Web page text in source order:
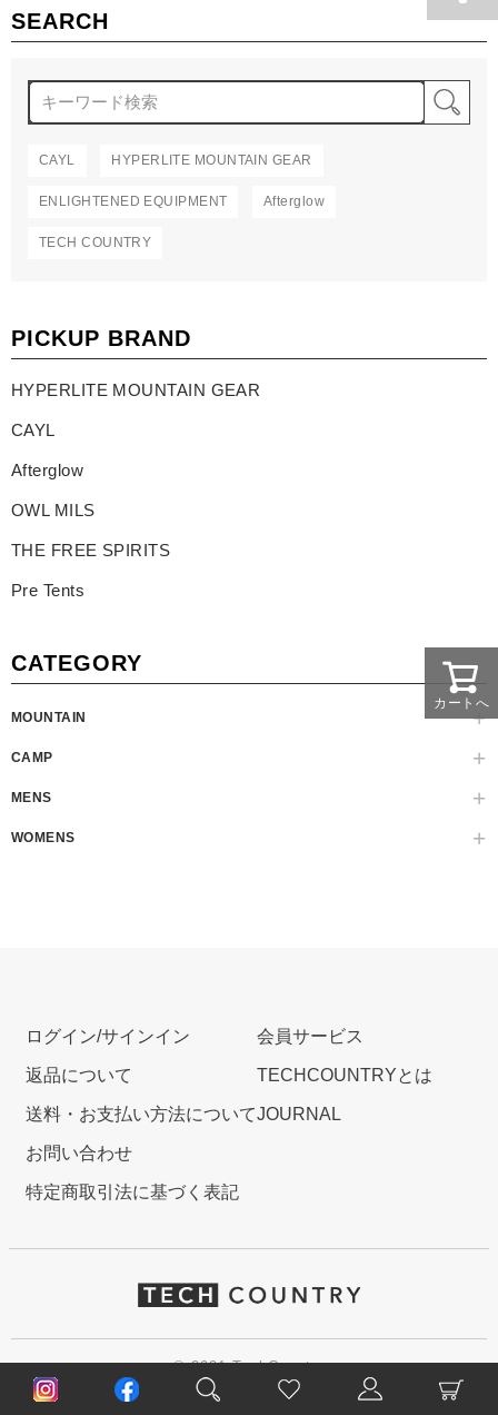
SEARCH
CAYL HYPERLITE MOUNTAIN GEAR
ENLIGHTENED EQUIPMENT Afterglow
TECH COUNTRY
PICKUP BRAND
HYPERLITE MOUNTAIN GEAR
CAYL
Afterglow
OWL MILS
THE FREE SPIRITS
Pre Tents
CATEGORY
MOUNTAIN
CAMP
MENS
WOMENS
カートへ
ログイン/サインイン
返品について
送料・お支払い方法について
お問い合わせ
特定商取引法に基づく表記
会員サービス
TECHCOUNTRYとは
JOURNAL
© 2021 TechCountry